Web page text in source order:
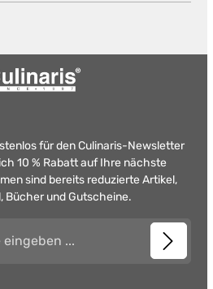
für den Culinaris-Newsletter
10 % Rabatt auf Ihre nächste
sind bereits reduzierte Artikel,
Bücher und Gutscheine.